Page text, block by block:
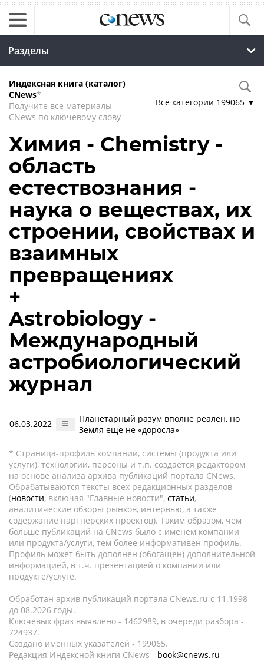
Разделы
Индексная книга (каталог)
CNews*
Получите все материалы
CNews по ключевому слову
Все категории 199065 ▼
Химия - Chemistry -
область
естествознания -
наука о веществах, их
строении, свойствах и
взаимных
превращениях
+
Astrobiology -
Международный
астробиологический
журнал
06.03.2022
Планетарный разум вполне реален, но
Земля еще не «доросла»
* Страница-профиль компании, системы (продукта или
услуги), технологии, персоны и т.п. создается редактором
на основе анализа архива публикаций портала CNews.
Обрабатываются тексты всех редакционных разделов
(новости, включая "Главные новости", статьи,
аналитические обзоры рынков, интервью, а также
содержание партнёрских проектов). Таким образом, чем
больше публикаций на CNews было с именем компании
или продукта/услуги, тем более информативен профиль.
Профиль может быть дополнен (обогащен) дополнительной
информацией, в т.ч. презентацией о компании или
продукте/услуге.
Обработан архив публикаций портала CNews.ru c 11.1998
до 08.2026 годы.
Ключевых фраз выявлено - 1462989, в очереди разбора -
724937.
Создано именных указателей - 199065.
Редакция Индексной книги CNews - book@cnews.ru